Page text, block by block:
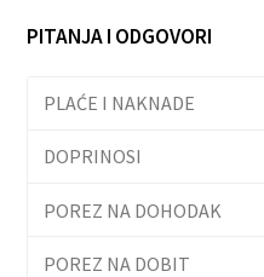
PITANJA I ODGOVORI
PLAĆE I NAKNADE
DOPRINOSI
POREZ NA DOHODAK
POREZ NA DOBIT